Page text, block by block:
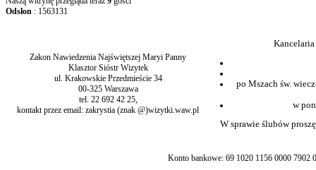
Odsłon : 1563131
Zakon Nawiedzenia Najświętszej Maryi Panny
Klasztor Sióstr Wizytek
ul. Krakowskie Przedmieście 34
00-325 Warszawa
tel. 22 692 42 25,
kontakt przez email: zakrystia (znak @)wizytki.waw.pl
po Mszach św.
w
W sprawie ślubów
Konto bankowe: 69 1020 1156 0000 7902